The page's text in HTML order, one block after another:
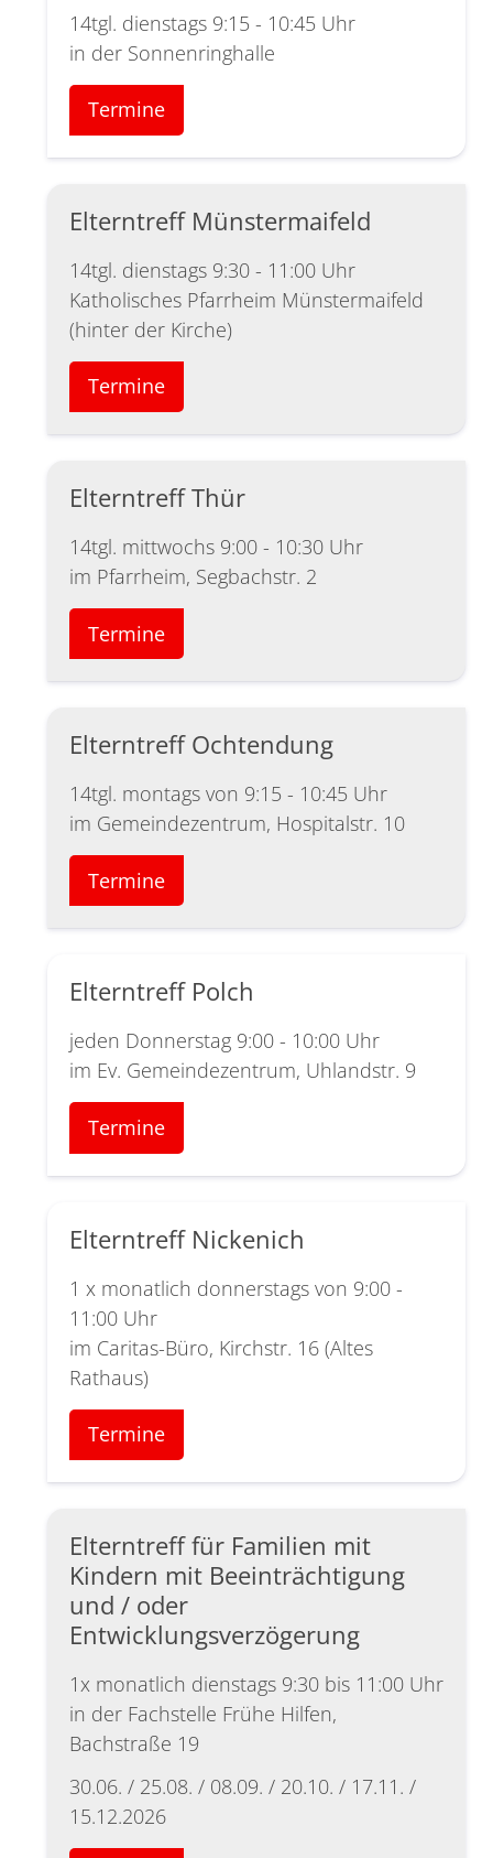
14tgl. dienstags 9:15 - 10:45 Uhr
in der Sonnenringhalle
Termine
Elterntreff Münstermaifeld
14tgl. dienstags 9:30 - 11:00 Uhr
Katholisches Pfarrheim Münstermaifeld
(hinter der Kirche)
Termine
Elterntreff Thür
14tgl. mittwochs 9:00 - 10:30 Uhr
im Pfarrheim, Segbachstr. 2
Termine
Elterntreff Ochtendung
14tgl. montags von 9:15 - 10:45 Uhr
im Gemeindezentrum, Hospitalstr. 10
Termine
Elterntreff Polch
jeden Donnerstag 9:00 - 10:00 Uhr
im Ev. Gemeindezentrum, Uhlandstr. 9
Termine
Elterntreff Nickenich
1 x monatlich donnerstags von 9:00 -
11:00 Uhr
im Caritas-Büro, Kirchstr. 16 (Altes
Rathaus)
Termine
Elterntreff für Familien mit
Kindern mit Beeinträchtigung
und / oder
Entwicklungsverzögerung
1x monatlich dienstags 9:30 bis 11:00 Uhr
in der Fachstelle Frühe Hilfen,
Bachstraße 19
30.06. / 25.08. / 08.09. / 20.10. / 17.11. /
15.12.2026